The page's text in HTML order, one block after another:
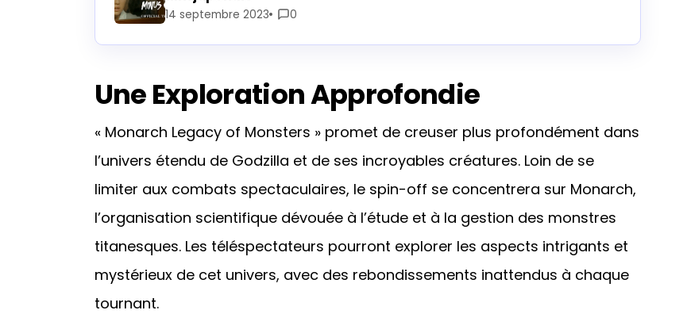
14 septembre 2023 0
Une Exploration Approfondie
« Monarch Legacy of Monsters » promet de creuser plus profondément dans
l’univers étendu de Godzilla et de ses incroyables créatures. Loin de se
limiter aux combats spectaculaires, le spin-off se concentrera sur Monarch,
l’organisation scientifique dévouée à l’étude et à la gestion des monstres
titanesques. Les téléspectateurs pourront explorer les aspects intrigants et
mystérieux de cet univers, avec des rebondissements inattendus à chaque
tournant.